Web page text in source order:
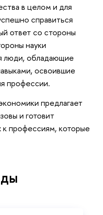
в целом и для
справиться
ответ со стороны
науки
люди, обладающие
освоившие
профессии.
предлагает
и готовит
к профессиям, которые